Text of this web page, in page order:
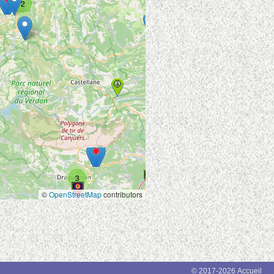
2
2
4
3
4
3
7
2
©OpenStreetMapcontributors
© 2017-2026 Accueil